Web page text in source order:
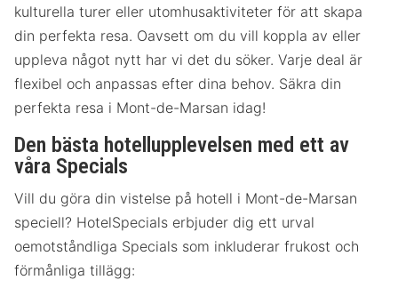
kulturella turer eller utomhusaktiviteter för att skapa
din perfekta resa. Oavsett om du vill koppla av eller
uppleva något nytt har vi det du söker. Varje deal är
flexibel och anpassas efter dina behov. Säkra din
perfekta resa i Mont-de-Marsan idag!
Den bästa hotellupplevelsen med ett av
våra Specials
Vill du göra din vistelse på hotell i Mont-de-Marsan
speciell? HotelSpecials erbjuder dig ett urval
oemotståndliga Specials som inkluderar frukost och
förmånliga tillägg: